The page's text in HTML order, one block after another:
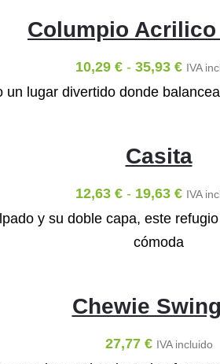
Columpio
10,29 € - 35,93 € IVA
lugar divertido donde
Casita
12,63 € - 19,63 € IVA
y su doble capa, este
cómoda
Chewie
27,77 € IVA incluido